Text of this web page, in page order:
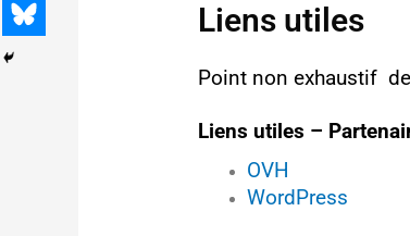
Liens utiles
Point non exhaustif
Liens utiles –
OVH
WordPress